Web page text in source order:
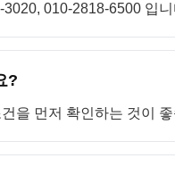
010-2818-6500 입니
?
을 먼저 확인하는 것이